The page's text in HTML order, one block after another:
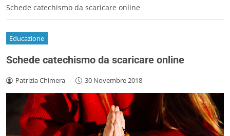
Schede catechismo da scaricare online
Educazione
Schede catechismo da scaricare online
Patrizia Chimera - 30 Novembre 2018